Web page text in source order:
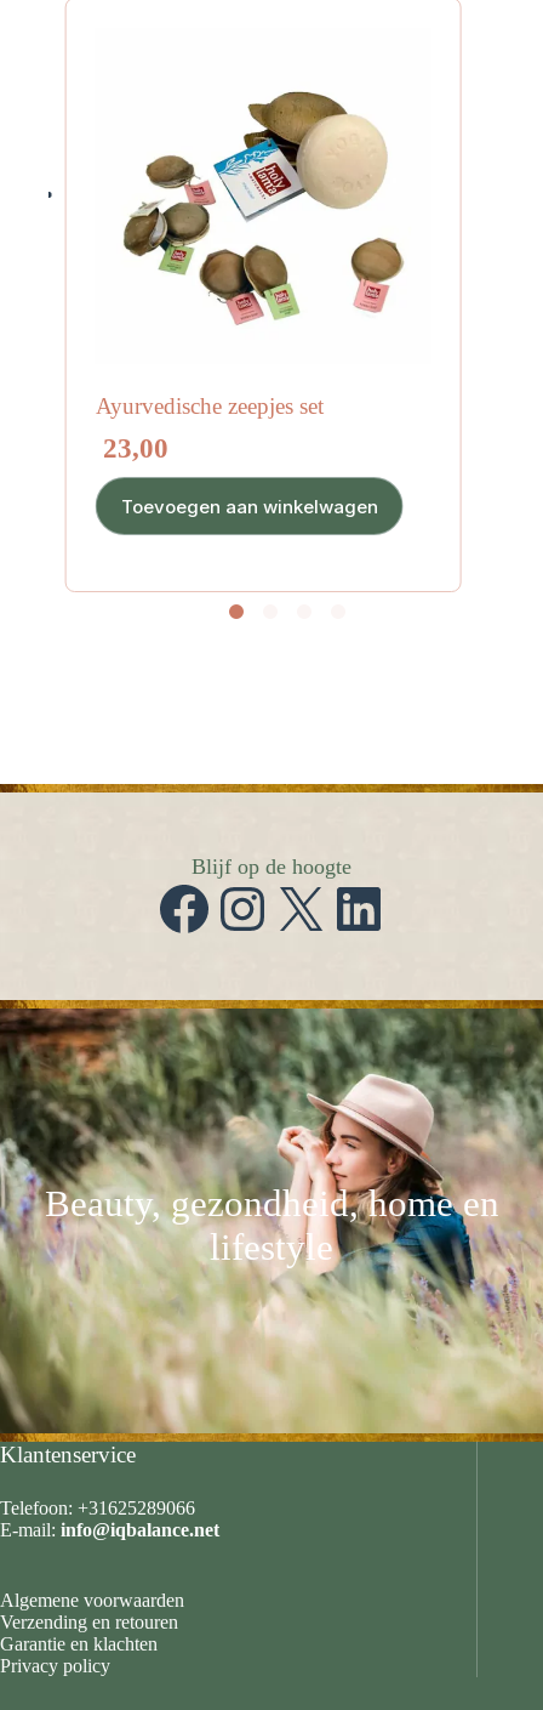
Ayurvedische zeepjes set
23,00
Toevoegen aan winkelwagen
Blijf op de hoogte
Facebook
Instagram
X LinkedIn
Beauty, gezondheid, home en
lifestyle
Klantenservice
Telefoon: +31625289066
E-mail: info@iqbalance.net
Algemene voorwaarden
Verzending en retouren
Garantie en klachten
Privacy policy